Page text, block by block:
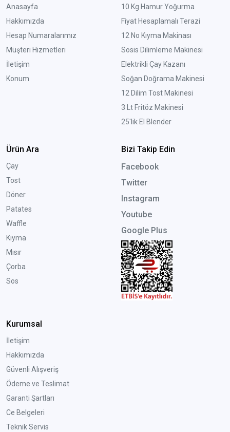
Anasayfa
Hakkımızda
Hesap Numaralarımız
Müşteri Hizmetleri
İletişim
Konum
10 Kg Hamur Yoğurma
Fiyat Hesaplamalı Terazi
12 No Kıyma Makinası
Sosis Dilimleme Makinesi
Elektrikli Çay Kazanı
Soğan Doğrama Makinesi
12 Dilim Tost Makinesi
3 Lt Fritöz Makinesi
25'lik El Blender
Ürün Ara
Çay
Tost
Döner
Patates
Waffle
Kıyma
Mısır
Çorba
Sos
Bizi Takip Edin
Facebook
Twitter
Instagram
Youtube
Google Plus
Kurumsal
İletişim
Hakkımızda
Güvenli Alışveriş
Ödeme ve Teslimat
Garanti Şartları
Ce Belgeleri
Teknik Servis